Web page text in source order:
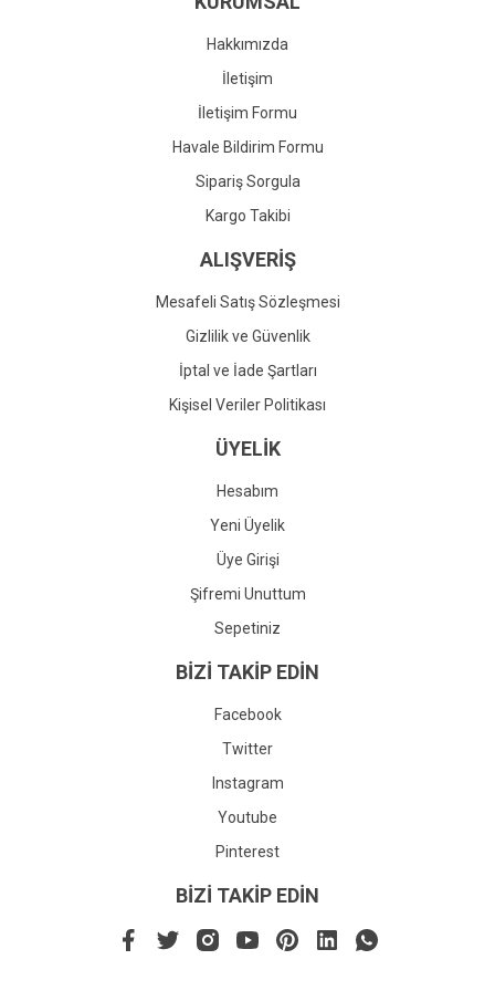
Gönder
Hakkımızda
İletişim
İletişim Formu
Havale Bildirim Formu
Sipariş Sorgula
Kargo Takibi
ALIŞVERİŞ
Mesafeli Satış Sözleşmesi
Gizlilik ve Güvenlik
İptal ve İade Şartları
Kişisel Veriler Politikası
ÜYELİK
Hesabım
Yeni Üyelik
Üye Girişi
Şifremi Unuttum
Sepetiniz
BİZİ TAKİP EDİN
Facebook
Twitter
Instagram
Youtube
Pinterest
BİZİ TAKİP EDİN